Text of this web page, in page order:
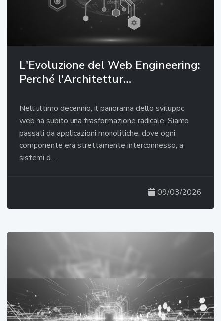
L'Evoluzione del Web Engineering:
Perché l'Architettur…
Nell'ultimo decennio, il panorama dello sviluppo
web ha subito una trasformazione radicale. Siamo
passati da applicazioni monolitiche, dove ogni
componente era strettamente interconnesso, a
sistemi d…
09/03/2026